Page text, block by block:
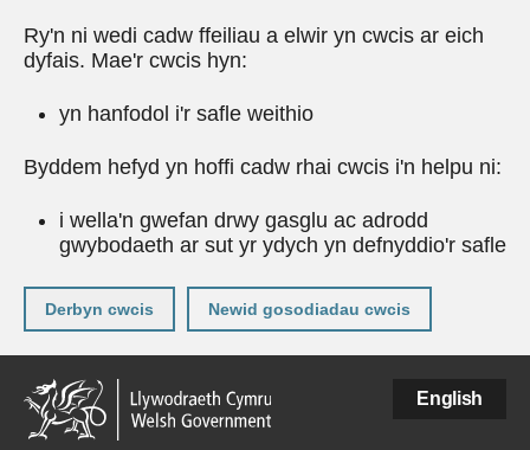
Ry'n ni wedi cadw ffeiliau a elwir yn cwcis ar eich
dyfais. Mae'r cwcis hyn:
yn hanfodol i'r safle weithio
Byddem hefyd yn hoffi cadw rhai cwcis i'n helpu ni:
i wella'n gwefan drwy gasglu ac adrodd
gwybodaeth ar sut yr ydych yn defnyddio'r safle
Derbyn cwcis Newid gosodiadau cwcis
Neidio
i'r
prif
gynnwy
English